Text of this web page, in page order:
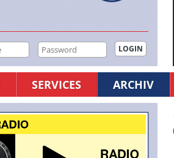
SERVICES ARCHIV